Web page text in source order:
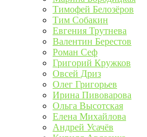
Тимофей Белозёров
Тим Собакин
Евгения Трутнева
Валентин Берестов
Роман Сеф
Григорий Кружков
Овсей Дриз
Олег Григорьев
Ирина Пивоварова
Ольга Высотская
Елена Михайлова
Андрей Усачёв